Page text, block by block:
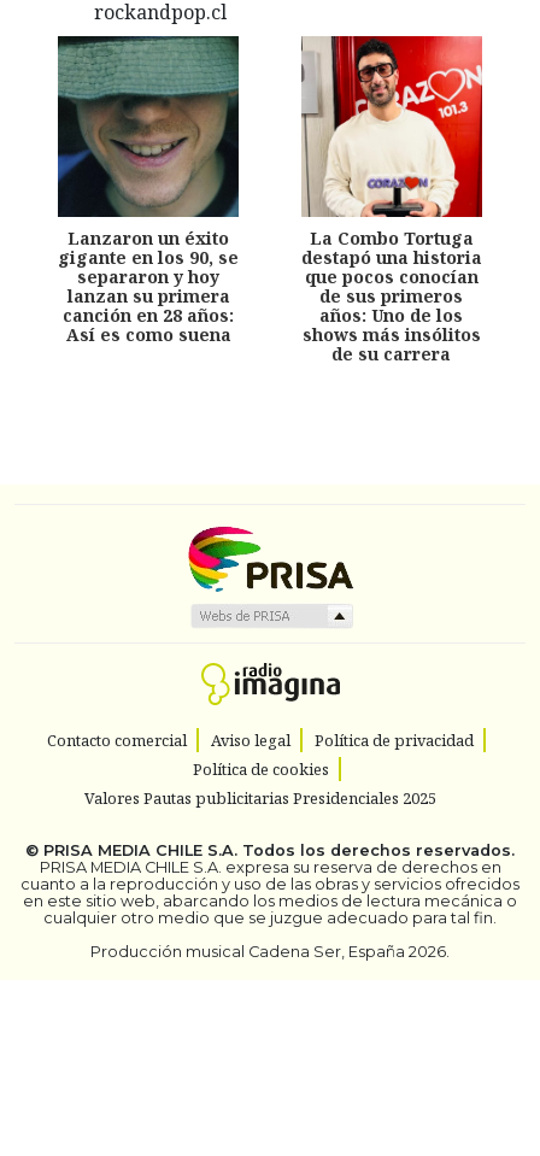
Lanzaron un éxito
gigante en los 90, se
separaron y hoy
lanzan su primera
canción en 28 años:
Así es como suena
La Combo Tortuga
destapó una historia
que pocos conocían
de sus primeros
años: Uno de los
shows más insólitos
de su carrera
Contacto comercial Aviso legal
Política de privacidad
Política de cookies
Valores Pautas publicitarias Presidenciales 2025
© PRISA MEDIA CHILE S.A. Todos los derechos reservados.
PRISA MEDIA CHILE S.A. expresa su reserva de derechos en
cuanto a la reproducción y uso de las obras y servicios ofrecidos
en este sitio web, abarcando los medios de lectura mecánica o
cualquier otro medio que se juzgue adecuado para tal fin.
Producción musical Cadena Ser, España 2026.